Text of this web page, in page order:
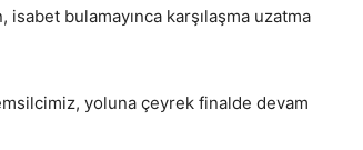
bulamayınca karşılaşma uzatma
yoluna çeyrek finalde devam